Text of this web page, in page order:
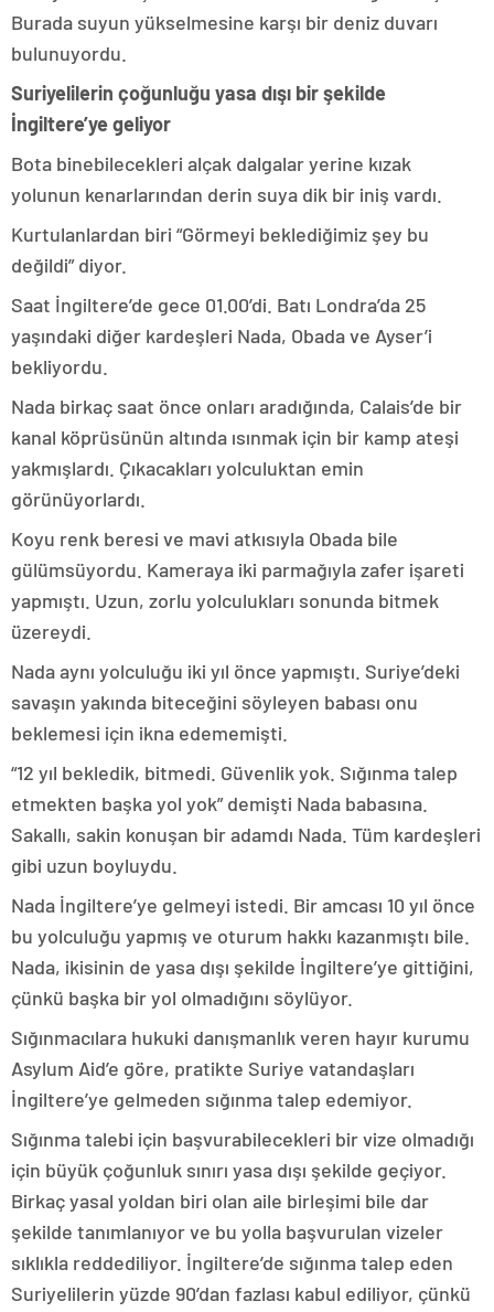
Burada suyun yükselmesine karşı bir deniz duvarı
bulunuyordu.
Suriyelilerin çoğunluğu yasa dışı bir şekilde
İngiltere’ye geliyor
Bota binebilecekleri alçak dalgalar yerine kızak
yolunun kenarlarından derin suya dik bir iniş vardı.
Kurtulanlardan biri “Görmeyi beklediğimiz şey bu
değildi” diyor.
Saat İngiltere’de gece 01.00’di. Batı Londra’da 25
yaşındaki diğer kardeşleri Nada, Obada ve Ayser’i
bekliyordu.
Nada birkaç saat önce onları aradığında, Calais’de bir
kanal köprüsünün altında ısınmak için bir kamp ateşi
yakmışlardı. Çıkacakları yolculuktan emin
görünüyorlardı.
Koyu renk beresi ve mavi atkısıyla Obada bile
gülümsüyordu. Kameraya iki parmağıyla zafer işareti
yapmıştı. Uzun, zorlu yolculukları sonunda bitmek
üzereydi.
Nada aynı yolculuğu iki yıl önce yapmıştı. Suriye’deki
savaşın yakında biteceğini söyleyen babası onu
beklemesi için ikna edememişti.
“12 yıl bekledik, bitmedi. Güvenlik yok. Sığınma talep
etmekten başka yol yok” demişti Nada babasına.
Sakallı, sakin konuşan bir adamdı Nada. Tüm kardeşleri
gibi uzun boyluydu.
Nada İngiltere’ye gelmeyi istedi. Bir amcası 10 yıl önce
bu yolculuğu yapmış ve oturum hakkı kazanmıştı bile.
Nada, ikisinin de yasa dışı şekilde İngiltere’ye gittiğini,
çünkü başka bir yol olmadığını söylüyor.
Sığınmacılara hukuki danışmanlık veren hayır kurumu
Asylum Aid’e göre, pratikte Suriye vatandaşları
İngiltere’ye gelmeden sığınma talep edemiyor.
Sığınma talebi için başvurabilecekleri bir vize olmadığı
için büyük çoğunluk sınırı yasa dışı şekilde geçiyor.
Birkaç yasal yoldan biri olan aile birleşimi bile dar
şekilde tanımlanıyor ve bu yolla başvurulan vizeler
sıklıkla reddediliyor. İngiltere’de sığınma talep eden
Suriyelilerin yüzde 90’dan fazlası kabul ediliyor, çünkü